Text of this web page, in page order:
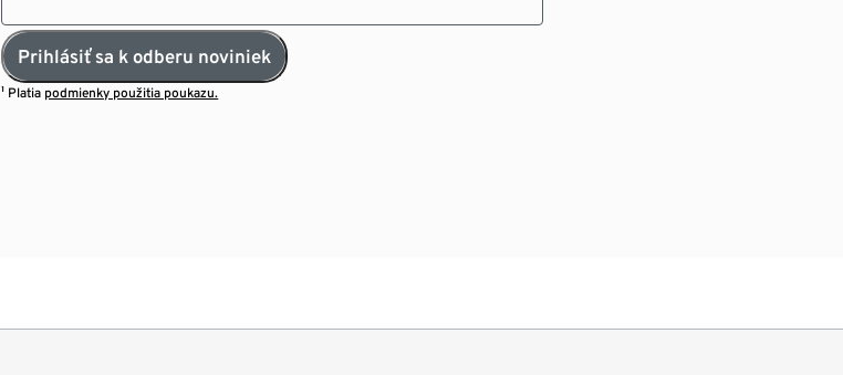
Prihlásiť sa k odberu noviniek
¹ Platia podmienky použitia poukazu.